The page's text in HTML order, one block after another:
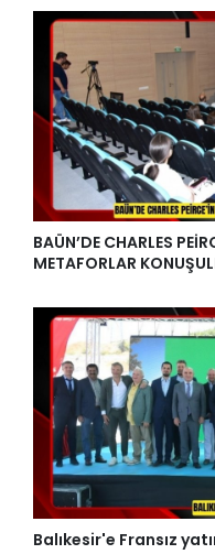
BAÜN’DE CHARLES
METAFORLAR
Balıkesir'e Fransız